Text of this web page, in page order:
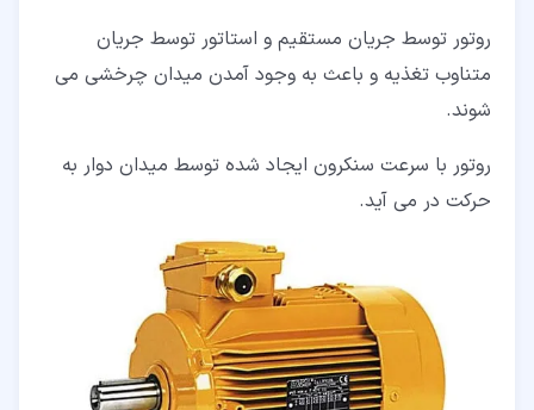
روتور توسط جریان مستقیم و استاتور توسط جریان
متناوب تغذیه و باعث به وجود آمدن میدان چرخشی می
شوند.
روتور با سرعت سنکرون ایجاد شده توسط میدان دوار به
حرکت در می آید.